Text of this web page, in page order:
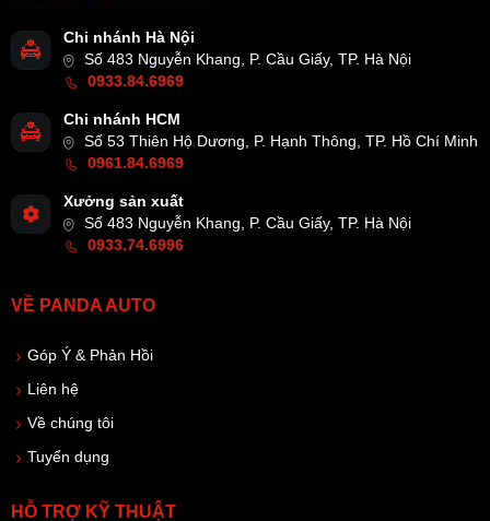
Chi nhánh Hà Nội
Số 483 Nguyễn Khang, P. Cầu Giấy, TP. Hà Nội
0933.84.6969
Chi nhánh HCM
Số 53 Thiên Hộ Dương, P. Hạnh Thông, TP. Hồ Chí Minh
0961.84.6969
Xưởng sản xuất
Số 483 Nguyễn Khang, P. Cầu Giấy, TP. Hà Nội
0933.74.6996
VỀ PANDA AUTO
Góp Ý & Phản Hồi
Liên hệ
Về chúng tôi
Tuyển dụng
HỖ TRỢ KỸ THUẬT